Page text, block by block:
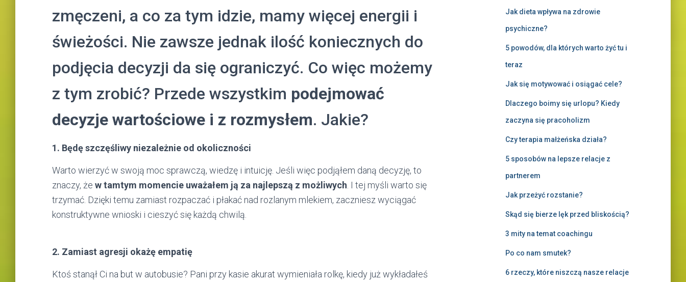
zmęczeni, a co za tym idzie, mamy więcej energii i
świeżości. Nie zawsze jednak ilość koniecznych do
podjęcia decyzji da się ograniczyć. Co więc możemy
z tym zrobić? Przede wszystkim podejmować
decyzje wartościowe i z rozmysłem. Jakie?
1. Będę szczęśliwy niezależnie od okoliczności
Warto wierzyć w swoją moc sprawczą, wiedzę i intuicję. Jeśli więc podjąłem daną decyzję, to
znaczy, że w tamtym momencie uważałem ją za najlepszą z możliwych . I tej myśli warto się
trzymać. Dzięki temu zamiast rozpaczać i płakać nad rozlanym mlekiem, zaczniesz wyciągać
konstruktywne wnioski i cieszyć się każdą chwilą.
2. Zamiast agresji okażę empatię
Ktoś stanął Ci na but w autobusie? Pani przy kasie akurat wymieniała rolkę, kiedy już wykładałeś
Jak dieta wpływa na zdrowie
psychiczne?
5 powodów, dla których warto żyć tu i
teraz
Jak się motywować i osiągać cele?
Dlaczego boimy się urlopu? Kiedy
zaczyna się pracoholizm
Czy terapia małżeńska działa?
5 sposobów na lepsze relacje z
partnerem
Jak przeżyć rozstanie?
Skąd się bierze lęk przed bliskością?
3 mity na temat coachingu
Po co nam smutek?
6 rzeczy, które niszczą nasze relacje